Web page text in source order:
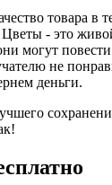
товара в
Цветы - это
могут
не
деньги.